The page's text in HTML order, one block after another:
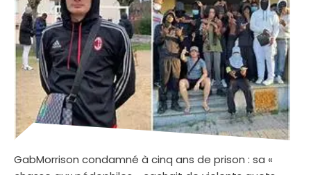
GabMorrison condamné à cinq ans de prison : sa «